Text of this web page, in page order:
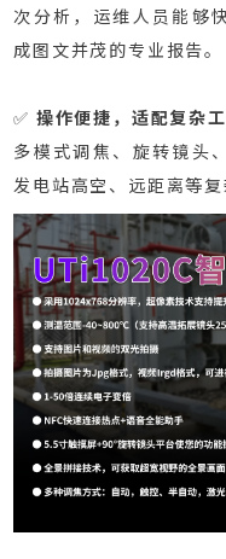
次分析，运维人员能够
成图文并茂的专业报告。
✅ 操作便捷，适配复杂
多模式调焦、旋转镜头
发电站高空、远距离等复